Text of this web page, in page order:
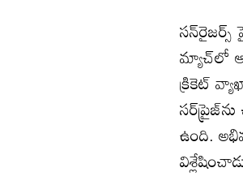
మ్యాచ్‌లో
క్రికెట్
ఉంది.